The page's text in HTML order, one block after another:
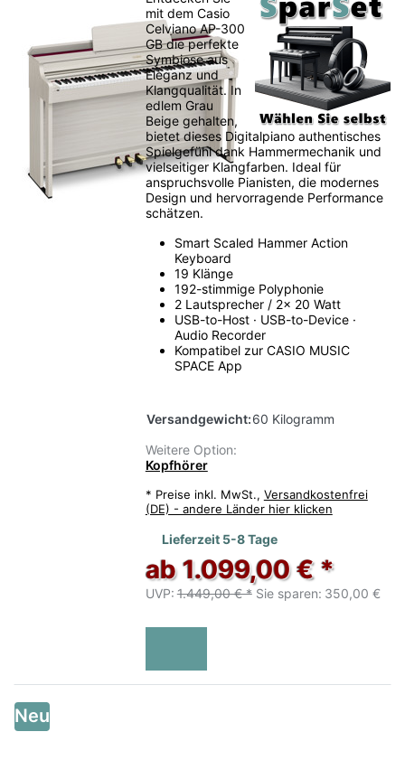
mit dem Casio
Celviano AP-300
GB die perfekte
Symbiose aus
Eleganz und
Klangqualität. In
edlem Grau
Beige gehalten,
bietet dieses Digitalpiano authentisches
Spielgefühl dank Hammermechanik und
vielseitiger Klangfarben. Ideal für
anspruchsvolle Pianisten, die modernes
Design und hervorragende Performance
schätzen.
Smart Scaled Hammer Action
Keyboard
19 Klänge
192-stimmige Polyphonie
2 Lautsprecher / 2x 20 Watt
USB-to-Host · USB-to-Device ·
Audio Recorder
Kompatibel zur CASIO MUSIC
SPACE App
Versandgewicht:60 Kilogramm
Weitere Option:
Kopfhörer
* Preise inkl. MwSt., Versandkostenfrei
(DE) - andere Länder hier klicken
Lieferzeit 5-8 Tage
ab 1.099,00 € *
UVP: 1.449,00 € * Sie sparen: 350,00 €
Neu